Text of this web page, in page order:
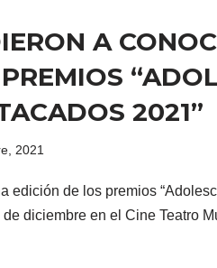
A
2021”
2021
edición de los premios
de diciembre en el Cine Teatro